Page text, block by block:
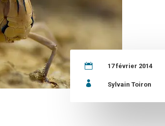
 17 février 2014
 Sylvain Toiron